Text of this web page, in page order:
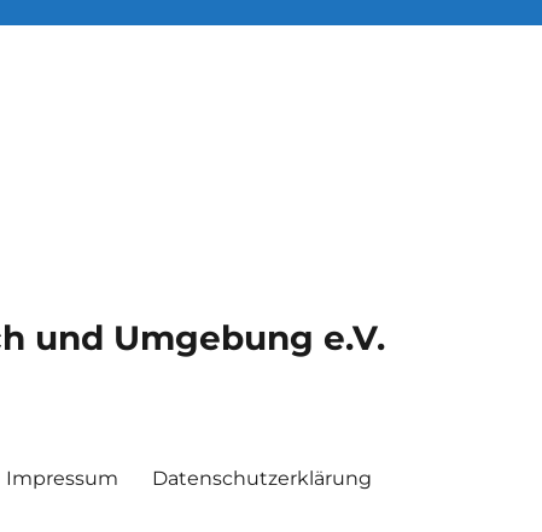
und Umgebung e.V.
Impressum Datenschutzerklärung